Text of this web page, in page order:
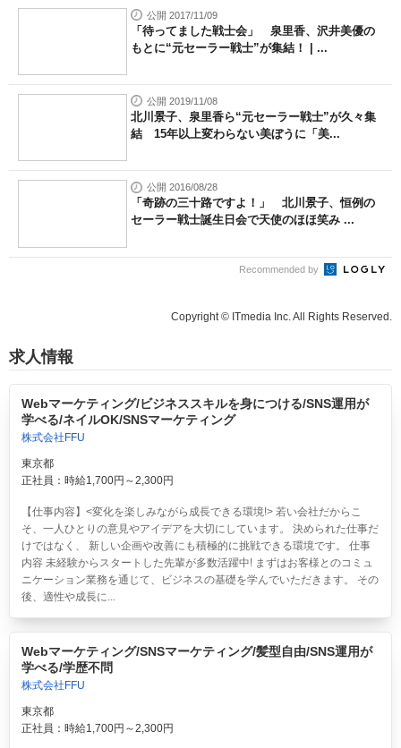
公開 2017/11/09
「待ってました戦士会」 泉里香、沢井美優の
もとに“元セーラー戦士”が集結！ | ...
公開 2019/11/08
北川景子、泉里香ら“元セーラー戦士”が久々集
結 15年以上変わらない美ぼうに「美...
公開 2016/08/28
「奇跡の三十路ですよ！」 北川景子、恒例の
セーラー戦士誕生日会で天使のほほ笑み ...
Recommended by
Copyright © ITmedia Inc. All Rights Reserved.
求人情報
Webマーケティング/ビジネススキルを身につける/SNS運用が
学べる/ネイルOK/SNSマーケティング
株式会社FFU
東京都
正社員：時給1,700円～2,300円
【仕事内容】<変化を楽しみながら成長できる環境!> 若い会社だからこ
そ、一人ひとりの意見やアイデアを大切にしています。 決められた仕事だ
けではなく、 新しい企画や改善にも積極的に挑戦できる環境です。 仕事
内容 未経験からスタートした先輩が多数活躍中! まずはお客様とのコミュ
ニケーション業務を通じて、ビジネスの基礎を学んでいただきます。 その
後、適性や成長に...
Webマーケティング/SNSマーケティング/髪型自由/SNS運用が
学べる/学歴不問
株式会社FFU
東京都
正社員：時給1,700円～2,300円